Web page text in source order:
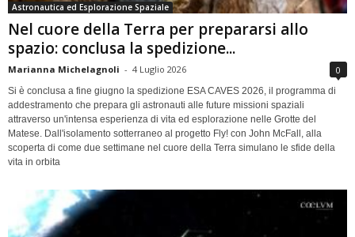
Astronautica ed Esplorazione Spaziale
Nel cuore della Terra per prepararsi allo
spazio: conclusa la spedizione...
Marianna Michelagnoli - 4 Luglio 2026 0
Si è conclusa a fine giugno la spedizione ESA CAVES 2026, il programma di
addestramento che prepara gli astronauti alle future missioni spaziali
attraverso un'intensa esperienza di vita ed esplorazione nelle Grotte del
Matese. Dall'isolamento sotterraneo al progetto Fly! con John McFall, alla
scoperta di come due settimane nel cuore della Terra simulano le sfide della
vita in orbita